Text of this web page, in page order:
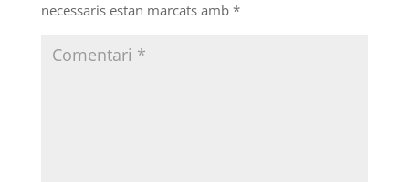
necessaris estan marcats amb *